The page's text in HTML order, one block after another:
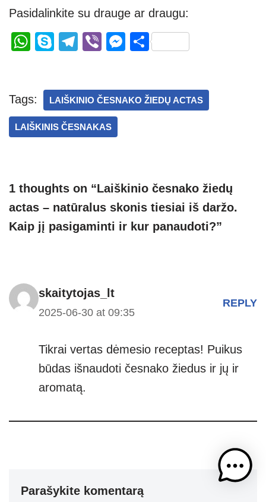
Pasidalinkite su drauge ar draugu:
W
s
A
p
S
e
T
gr
a
m
Vi
M
e
n
S
e
Tags: LAIŠKINIO ČESNAKO ŽIEDŲ ACTAS
LAIŠKINIS ČESNAKAS
1 thoughts on “Laiškinio česnako žiedų
actas – natūralus skonis tiesiai iš daržo.
Kaip jį pasigaminti ir kur panaudoti?”
skaitytojas_lt
2025-06-30 at 09:35
REPLY
Tikrai vertas dėmesio receptas! Puikus
būdas išnaudoti česnako žiedus ir jų ir
aromatą.
Parašykite komentarą